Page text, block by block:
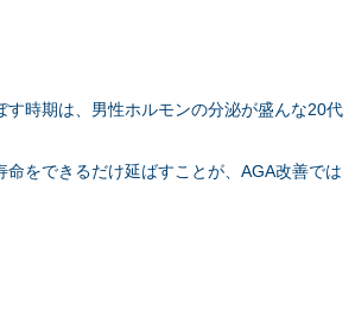
時期は、男性ホルモンの分泌が盛んな20代
をできるだけ延ばすことが、AGA改善では